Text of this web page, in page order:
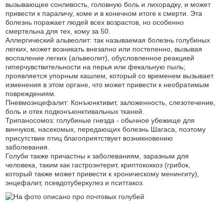
вызывающее сонливость, головную боль и лихорадку, и может
привести к параличу, коме и в конечном итоге к смерти. Эта
болезнь поражает людей всех возрастов, но особенно
смертельна для тех, кому за 50.
Аллергический альвеолит: так называемая болезнь голубиных
легких, может возникать внезапно или постепенно, вызывая
воспаление легких (альвеолит), обусловленное реакцией
гиперчувствительности на перья или фекальную пыль;
проявляется упорным кашлем, который со временем вызывает
изменения в этом органе, что может привести к необратимым
повреждениям.
Пневмоэнцефалит: Конъюнктивит, заложенность, слезотечение,
боль и отек подконъюнктивальных тканей.
Трипаносомоз: голубиные гнезда - обычное убежище для
винчуков, насекомых, передающих болезнь Шагаса, поэтому
присутствие птиц благоприятствует возникновению
заболевания.
Голуби также причастны к заболеваниям, заразным для
человека, таким как гастроэнтерит, криптококкоз (грибок,
который также может привести к хроническому менингиту),
энцефалит, псевдотуберкулез и пситтакоз.